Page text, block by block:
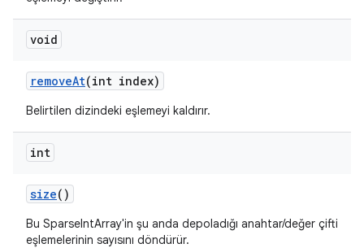
void
removeAt(int index)
Belirtilen dizindeki eşlemeyi kaldırır.
int
size()
Bu SparseIntArray'in şu anda depoladığı anahtar/değer çifti
eşlemelerinin sayısını döndürür.